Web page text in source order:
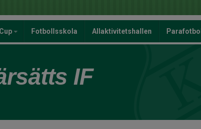
Fotbollsskola Allaktivitetshallen Parafotboll
IF